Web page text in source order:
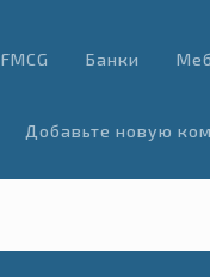
FMCG Банки
Добавьте новую